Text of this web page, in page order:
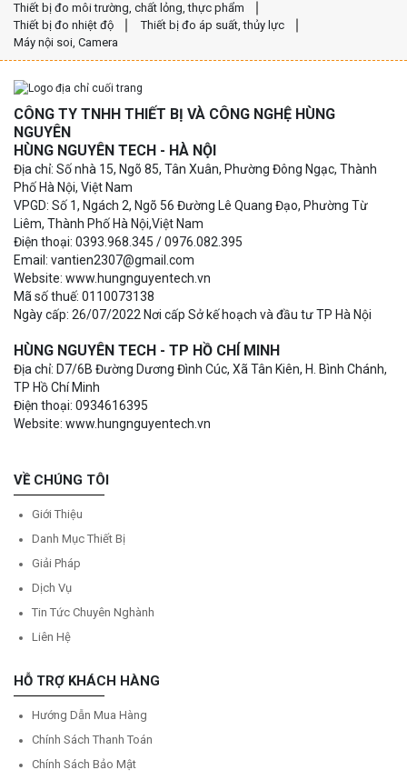
Thiết bị đo môi trường, chất lỏng, thực phẩm
Thiết bị đo nhiệt độ
Thiết bị đo áp suất, thủy lực
Máy nội soi, Camera
CÔNG TY TNHH THIẾT BỊ VÀ CÔNG NGHỆ HÙNG
NGUYÊN
HÙNG NGUYÊN TECH - HÀ NỘI
Địa chỉ: Số nhà 15, Ngõ 85, Tân Xuân, Phường Đông Ngạc, Thành
Phố Hà Nội, Việt Nam
VPGD: Số 1, Ngách 2, Ngõ 56 Đường Lê Quang Đạo, Phường Từ
Liêm, Thành Phố Hà Nội,Việt Nam
Điện thoại: 0393.968.345 / 0976.082.395
Email: vantien2307@gmail.com
Website: www.hungnguyentech.vn
Mã số thuế: 0110073138
Ngày cấp: 26/07/2022 Nơi cấp Sở kế hoạch và đầu tư TP Hà Nội
HÙNG NGUYÊN TECH - TP HỒ CHÍ MINH
Địa chỉ: D7/6B Đường Dương Đình Cúc, Xã Tân Kiên, H. Bình Chánh,
TP Hồ Chí Minh
Điện thoại: 0934616395
Website: www.hungnguyentech.vn
VỀ CHÚNG TÔI
Giới Thiệu
Danh Mục Thiết Bị
Giải Pháp
Dịch Vụ
Tin Tức Chuyên Nghành
Liên Hệ
HỖ TRỢ KHÁCH HÀNG
Hướng Dẫn Mua Hàng
Chính Sách Thanh Toán
Chính Sách Bảo Mật